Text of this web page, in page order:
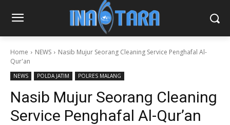
Home NEWS
Nasib Mujur Seorang Cleaning Service Penghafal Al-
Qur'an
NEWS POLDA JATIM POLRES MALANG
Nasib Mujur Seorang Cleaning
Service Penghafal Al-Qur’an